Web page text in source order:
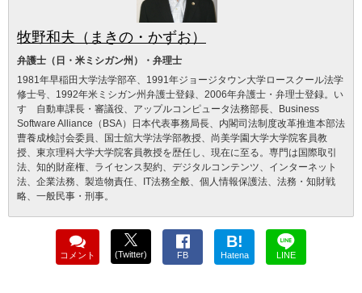
牧野和夫（まきの・かずお）
弁護士（日・米ミシガン州）・弁理士
1981年早稲田大学法学部卒、1991年ジョージタウン大学ロースクール法学
修士号、1992年米ミシガン州弁護士登録、2006年弁護士・弁理士登録。い
すゞ自動車課長・審議役、アップルコンピュータ法務部長、Business
Software Alliance（BSA）日本代表事務局長、内閣司法制度改革推進本部法
曹養成検討会委員、国士舘大学法学部教授、尚美学園大学大学院客員教
授、東京理科大学大学院客員教授を歴任し、現在に至る。専門は国際取引
法、知的財産権、ライセンス契約、デジタルコンテンツ、インターネット
法、企業法務、製造物責任、IT法務全般、個人情報保護法、法務・知財戦
略、一般民事・刑事。
コメント (Twitter) FB
B!
Hatena LINE